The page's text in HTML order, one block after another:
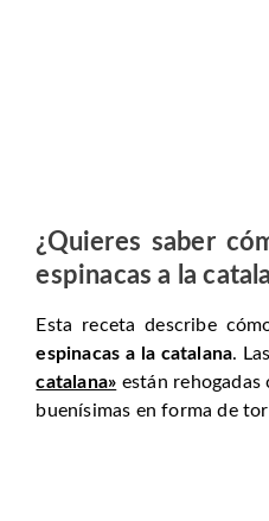
¿Quieres saber
espinacas a la
Esta receta describe
espinacas a la catalana.
catalana» están rehogadas
buenísimas en forma de